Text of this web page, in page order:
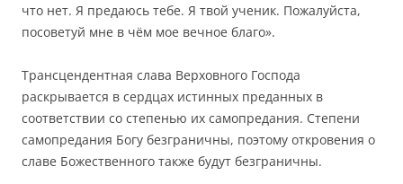
что нет. Я предаюсь тебе. Я твой ученик. Пожалуйста,
посоветуй мне в чём мое вечное благо».
Трансцендентная слава Верховного Господа
раскрывается в сердцах истинных преданных в
соответствии со степенью их самопредания. Степени
самопредания Богу безграничны, поэтому откровения о
славе Божественного также будут безграничны.